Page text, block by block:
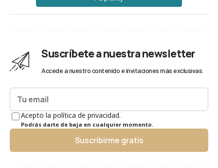
Suscríbete a nuestra newsletter
Accede a nuestro contenido e invitaciones más exclusivas.
Acepto la política de privacidad.
Podrás darte de baja en cualquier momento.
Suscribirme gratis